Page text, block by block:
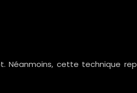
cette technique